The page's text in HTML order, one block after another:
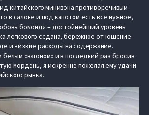
китайского минивэна противоречивым
в салоне и под капотом есть всё нужное,
бомонда – достойнейший уровень
легкового седана, бережное отношение
и низкие расходы на содержание.
«вагоном» и в последний раз бросив
мордень, я искренне пожелал ему удачи
рынка.